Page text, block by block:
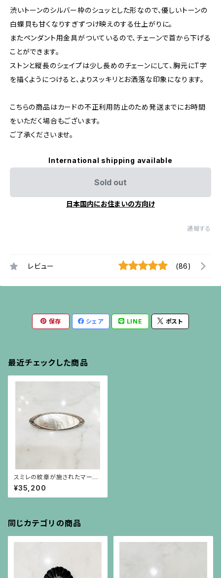
渋いトーンのシルバー枠のシュッとした形なので、優しいトーンの
白蝶貝も甘くなりすぎずつけ映えのする仕上がりに。
またペンダント用金具がついているので、チェーンで首から下げる
ことができます。
ストンと縦長のシェイプは少し長めのチェーンにして、胸元にT字
を描くようにつけると、よりスッキリとお洒落な印象になります。
こちらの商品はカードの不正利用防止のため発送までにお時間
をいただく場合もございます。
ご了承くださいませ。
International shipping available
Sold out
日本国内にお住まいの方向け
通報する
レビュー (86)
保存 シェア LINE ポスト
最近チェックした商品
スミレの紋章が施されたマーキ
ス型の白蝶貝、エメラルド、ルビ
ーのシルバーブローチ兼ペンダ
ント
¥35,200
同じカテゴリの商品